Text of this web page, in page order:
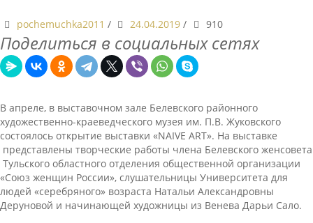
pochemuchka2011 / 24.04.2019 / 910
Поделиться в социальных сетях
В апреле, в выставочном зале Белевского районного
художественно-краеведческого музея им. П.В. Жуковского
состоялось открытие выставки «NAIVE ART». На выставке
представлены творческие работы члена Белевского женсовета
Тульского областного отделения общественной организации
«Союз женщин России», слушательницы Университета для
людей «серебряного» возраста Натальи Александровны
Деруновой и начинающей художницы из Венева Дарьи Сало.